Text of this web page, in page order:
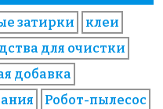
затирки
клеи
для очистки
добавка
Робот-пылесос